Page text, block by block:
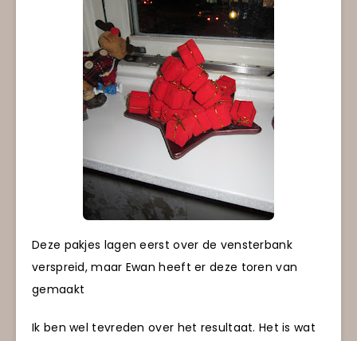
Deze pakjes lagen eerst over de vensterbank
verspreid, maar Ewan heeft er deze toren van
gemaakt
Ik ben wel tevreden over het resultaat. Het is wat